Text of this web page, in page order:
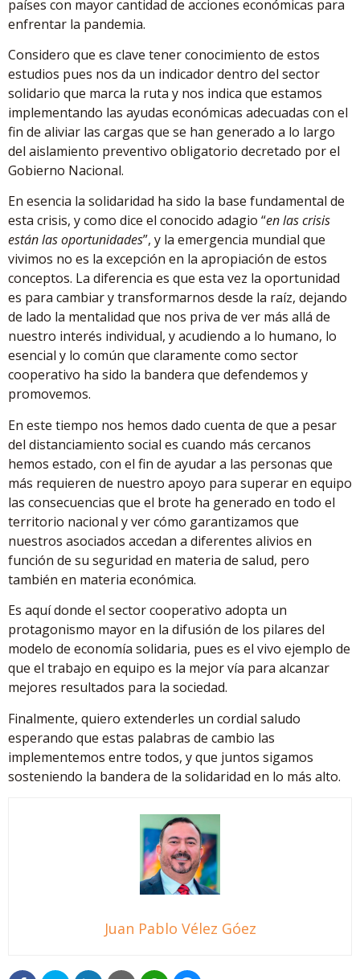
países con mayor cantidad de acciones económicas para
enfrentar la pandemia.
Considero que es clave tener conocimiento de estos
estudios pues nos da un indicador dentro del sector
solidario que marca la ruta y nos indica que estamos
implementando las ayudas económicas adecuadas con el
fin de aliviar las cargas que se han generado a lo largo
del aislamiento preventivo obligatorio decretado por el
Gobierno Nacional.
En esencia la solidaridad ha sido la base fundamental de
esta crisis, y como dice el conocido adagio “en las crisis
están las oportunidades”, y la emergencia mundial que
vivimos no es la excepción en la apropiación de estos
conceptos. La diferencia es que esta vez la oportunidad
es para cambiar y transformarnos desde la raíz, dejando
de lado la mentalidad que nos priva de ver más allá de
nuestro interés individual, y acudiendo a lo humano, lo
esencial y lo común que claramente como sector
cooperativo ha sido la bandera que defendemos y
promovemos.
En este tiempo nos hemos dado cuenta de que a pesar
del distanciamiento social es cuando más cercanos
hemos estado, con el fin de ayudar a las personas que
más requieren de nuestro apoyo para superar en equipo
las consecuencias que el brote ha generado en todo el
territorio nacional y ver cómo garantizamos que
nuestros asociados accedan a diferentes alivios en
función de su seguridad en materia de salud, pero
también en materia económica.
Es aquí donde el sector cooperativo adopta un
protagonismo mayor en la difusión de los pilares del
modelo de economía solidaria, pues es el vivo ejemplo de
que el trabajo en equipo es la mejor vía para alcanzar
mejores resultados para la sociedad.
Finalmente, quiero extenderles un cordial saludo
esperando que estas palabras de cambio las
implementemos entre todos, y que juntos sigamos
sosteniendo la bandera de la solidaridad en lo más alto.
Juan Pablo Vélez Góez